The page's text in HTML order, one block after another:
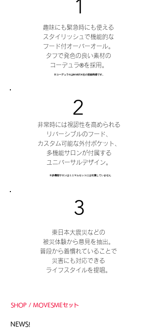
1
趣味にも緊急時にも使える
スタイリッシュで機能的な
フード付オーバーオール。
タフで発色の良い素材の
コーデュラ®を採用。
※コーデュラ®️はINVISTA社の登録商標です。
非常時には視認性を高められる
リバーシブルのフード、
カスタム可能な外付ポケット、
多機能サロンが付属する
ユニバーサルデザイン。
2
※多機能サロンはミニマムセットには付属していません
3
東日本大震災などの
被災体験から意見を抽出。
普段から着慣れていることで
災害にも対応できる
ライフスタイルを提唱。
SHOP / MOVESMEセット
NEWS!